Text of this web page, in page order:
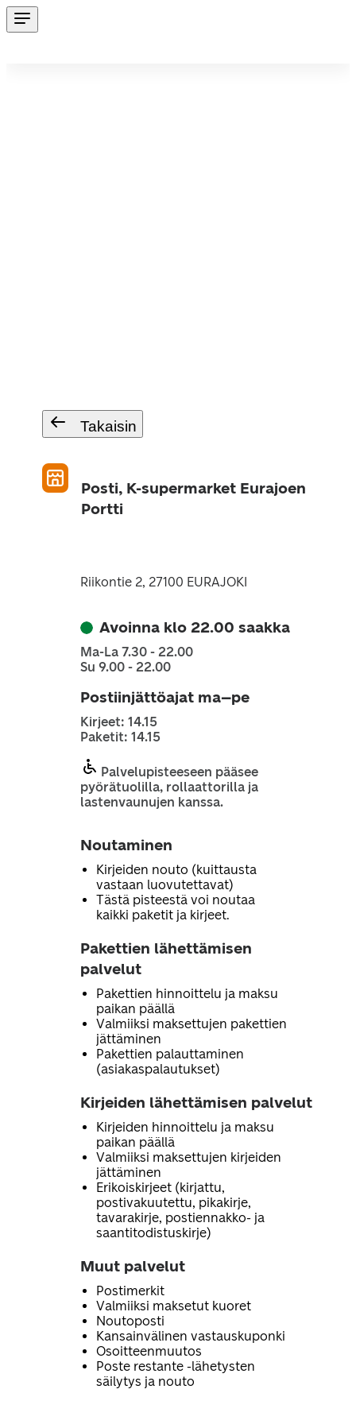
Takaisin
Posti, K-supermarket Eurajoen
Portti
Riikontie 2, 27100 EURAJOKI
Avoinna klo 22.00 saakka
Ma-La 7.30 - 22.00
Su 9.00 - 22.00
Postiinjättöajat ma–pe
Kirjeet: 14.15
Paketit: 14.15
Palvelupisteeseen pääsee
pyörätuolilla, rollaattorilla ja
lastenvaunujen kanssa.
Noutaminen
Kirjeiden nouto (kuittausta
vastaan luovutettavat)
Tästä pisteestä voi noutaa
kaikki paketit ja kirjeet.
Pakettien lähettämisen
palvelut
Pakettien hinnoittelu ja maksu
paikan päällä
Valmiiksi maksettujen pakettien
jättäminen
Pakettien palauttaminen
(asiakaspalautukset)
Kirjeiden lähettämisen palvelut
Kirjeiden hinnoittelu ja maksu
paikan päällä
Valmiiksi maksettujen kirjeiden
jättäminen
Erikoiskirjeet (kirjattu,
postivakuutettu, pikakirje,
tavarakirje, postiennakko- ja
saantitodistuskirje)
Muut palvelut
Postimerkit
Valmiiksi maksetut kuoret
Noutoposti
Kansainvälinen vastauskuponki
Osoitteenmuutos
Poste restante -lähetysten
säilytys ja nouto